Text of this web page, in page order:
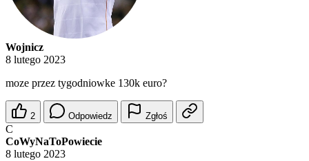
Wojnicz
8 lutego 2023
moze przez tygodniowke 130k euro?
2 Odpowiedz Zgłoś
C
CoWyNaToPowiecie
8 lutego 2023